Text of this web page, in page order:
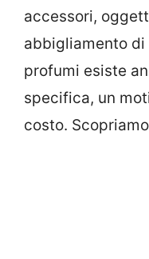
accessori,
abbigliamento
profumi esiste
specifica, un
costo.